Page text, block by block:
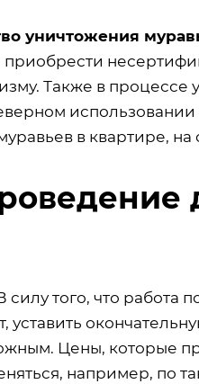
уничтожения
Также в
в квартире,
того, что работа
уставить
Цены, которые
например, по